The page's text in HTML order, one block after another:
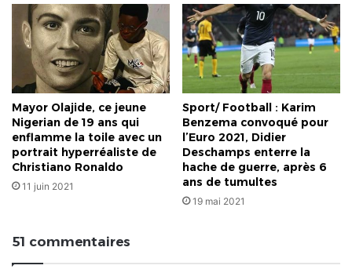
Mayor Olajide, ce jeune
Nigerian de 19 ans qui
enflamme la toile avec un
portrait hyperréaliste de
Christiano Ronaldo
11 juin 2021
Sport/ Football : Karim
Benzema convoqué pour
l’Euro 2021, Didier
Deschamps enterre la
hache de guerre, après 6
ans de tumultes
19 mai 2021
51 commentaires